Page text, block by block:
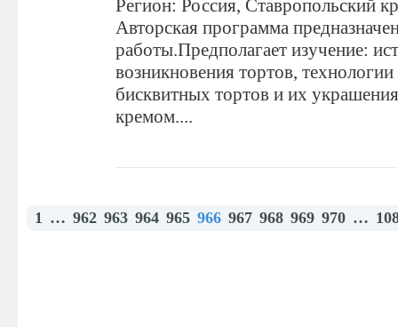
Регион: Россия, Ставропольский
Авторская программа
работы.Предполагает изучение:
возникновения тортов, технологии
бисквитных тортов и их
кремом....
1 … 962 963 964 965 966 967 968 969 970 …